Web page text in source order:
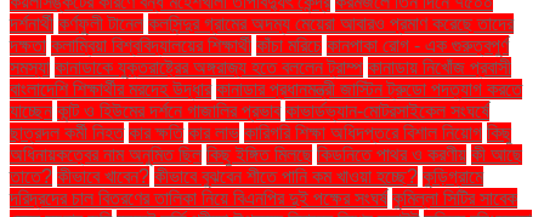
দর্শনার্থী কর্ণফুলী টানেল কলসিন্দুর গ্রামের অদম্য মেয়েরা আবারও প্রমাণ করেছে তাদের
দক্ষতা কলাম্বিয়া বিশ্ববিদ্যালয়ের শিক্ষার্থী কাঁচা মরিচে কানপাকা রোগ - এক গুরুত্বপুর্ণ
সমস্যা কানাডাকে যুক্তরাষ্ট্রের অঙ্গরাজ্য হতে বললেন ট্রাম্প কানাডায় নিখোঁজ প্রবাসী
বাংলাদেশি শিক্ষার্থীর মরদেহ উদ্ধার কানাডার প্রধানমন্ত্রী জাস্টিন ট্রুডো পদত্যাগ করতে
যাচ্ছেন কান্ট ও হিউমের দর্শনে গাজালির প্রভাব কাভার্ডভ্যান-মোটরসাইকেল সংঘর্ষে
ছাত্রদল কর্মী নিহত কার ক্ষতি কার লাভ কারিগরি শিক্ষা অধিদপ্তরে বিশাল নিয়োগ কিছু
অধিনায়কত্বের নাম অনুমিত ছিল কিছু ইঙ্গিত মিলছে কিডনিতে পাথর ও করণীয় কী আছে
তাতে? কীভাবে খাবেন? কীভাবে বুঝবেন শীতে পানি কম খাওয়া হচ্ছে? কুড়িগ্রামে
দরিদ্রদের চাল বিতরণের তালিকা নিয়ে বিএনপির দুই পক্ষের সংঘর্ষ কুমিল্লা সিটির সাবেক